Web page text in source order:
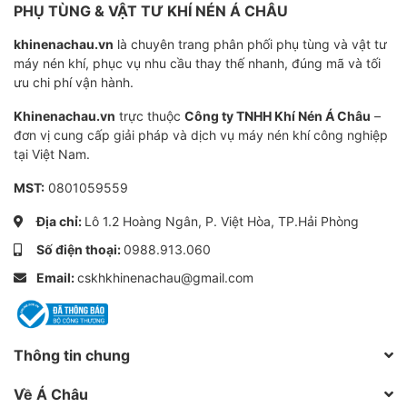
PHỤ TÙNG & VẬT TƯ KHÍ NÉN Á CHÂU
khinenachau.vn là chuyên trang phân phối phụ tùng và vật tư
máy nén khí, phục vụ nhu cầu thay thế nhanh, đúng mã và tối
ưu chi phí vận hành.
Khinenachau.vn trực thuộc Công ty TNHH Khí Nén Á Châu –
đơn vị cung cấp giải pháp và dịch vụ máy nén khí công nghiệp
tại Việt Nam.
MST: 0801059559
Địa chỉ: Lô 1.2 Hoàng Ngân, P. Việt Hòa, TP.Hải Phòng
Số điện thoại:0988.913.060
Email:cskhkhinenachau@gmail.com
Thông tin chung
Về Á Châu